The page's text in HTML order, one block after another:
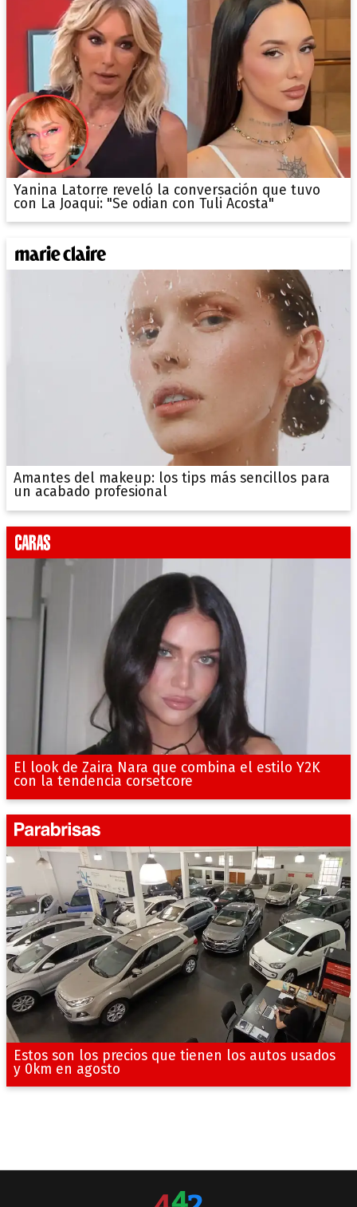
Yanina Latorre reveló la conversación que tuvo
con La Joaqui: "Se odian con Tuli Acosta"
Amantes del makeup: los tips más sencillos para
un acabado profesional
El look de Zaira Nara que combina el estilo Y2K
con la tendencia corsetcore
Estos son los precios que tienen los autos usados
y 0km en agosto